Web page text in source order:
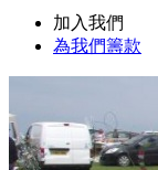
加入我們
為我們籌款